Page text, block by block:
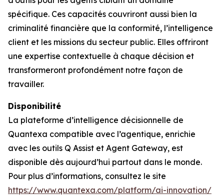
spécifique. Ces capacités couvriront aussi bien la
criminalité financière que la conformité, l’intelligence
client et les missions du secteur public. Elles offriront
une expertise contextuelle à chaque décision et
transformeront profondément notre façon de
travailler.
Disponibilité
La plateforme d’intelligence décisionnelle de
Quantexa compatible avec l’agentique, enrichie
avec les outils Q Assist et Agent Gateway, est
disponible dès aujourd’hui partout dans le monde.
Pour plus d’informations, consultez le site
https://www.quantexa.com/platform/ai-innovation/